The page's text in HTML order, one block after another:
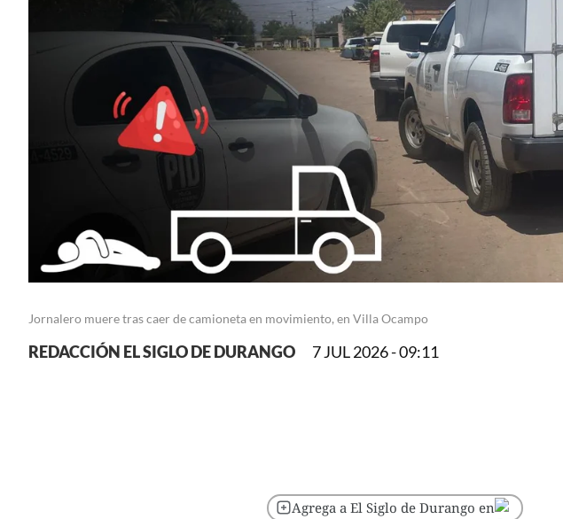
Jornalero muere tras caer de camioneta en movimiento, en Villa Ocampo
REDACCIÓN EL SIGLO DE DURANGO 7 JUL 2026 - 09:11
Agrega a El Siglo de Durango en